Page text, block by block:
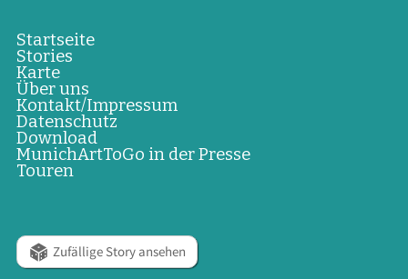
Startseite
Stories
Karte
Über uns
Kontakt/Impressum
Datenschutz
Download
MunichArtToGo in der Presse
Touren
Zufällige Story ansehen